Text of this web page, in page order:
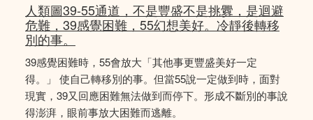
人類圖39-55通道，不是豐盛不是挑釁，是迴避
危難，39感覺困難，55幻想美好。冷靜後轉移
別的事。
39感覺困難時，55會放大「其他事更豐盛美好一定
得。」 使自己轉移別的事。但當55說一定做到時，面對
現實，39又回應困難無法做到而停下。形成不斷別的事說
得澎湃，眼前事放大困難而逃離。